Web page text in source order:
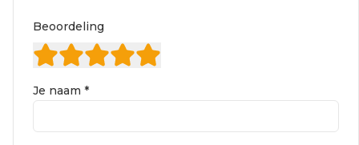
Beoordeling
Je naam *